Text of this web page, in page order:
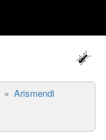
Arismendi